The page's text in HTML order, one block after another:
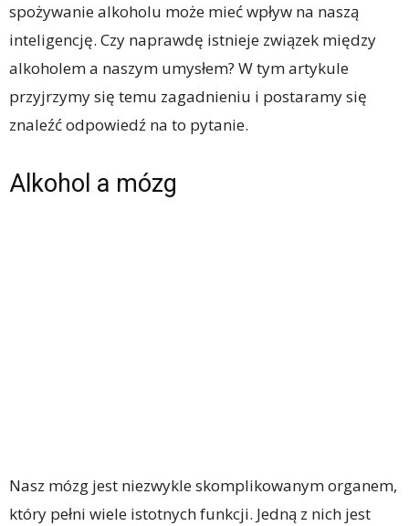
spożywanie alkoholu może mieć wpływ na naszą
inteligencję. Czy naprawdę istnieje związek między
alkoholem a naszym umysłem? W tym artykule
przyjrzymy się temu zagadnieniu i postaramy się
znaleźć odpowiedź na to pytanie.
Alkohol a mózg
Nasz mózg jest niezwykle skomplikowanym organem,
który pełni wiele istotnych funkcji. Jedną z nich jest